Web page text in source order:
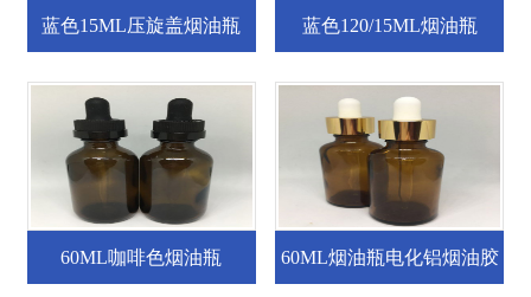
蓝色15ML压旋盖烟油瓶 蓝色120/15ML烟油瓶
60ML咖啡色烟油瓶 60ML烟油瓶电化铝烟油胶